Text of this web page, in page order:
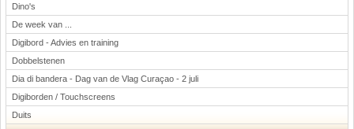
Dino's
De week van ...
Digibord - Advies en training
Dobbelstenen
Dia di bandera - Dag van de Vlag Curaçao - 2 juli
Digiborden / Touchscreens
Duits